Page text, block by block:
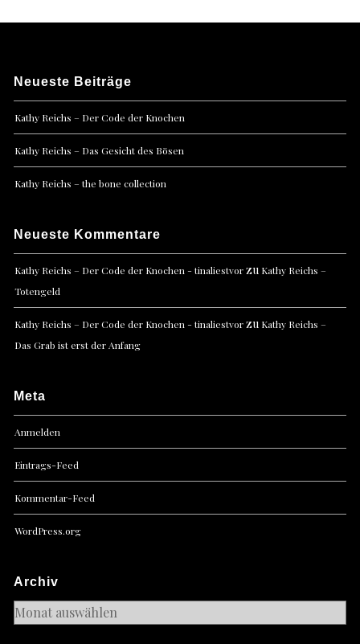
Neueste Beiträge
Kathy Reichs – Der Code der Knochen
Kathy Reichs – Das Gesicht des Bösen
Kathy Reichs – the bone collection
Neueste Kommentare
Kathy Reichs – Der Code der Knochen - tinaliestvorzu Kathy Reichs –
Totengeld
Kathy Reichs – Der Code der Knochen - tinaliestvorzu Kathy Reichs –
Das Grab ist erst der Anfang
Meta
Anmelden
Eintrags-Feed
Kommentar-Feed
WordPress.org
Archiv
Archiv